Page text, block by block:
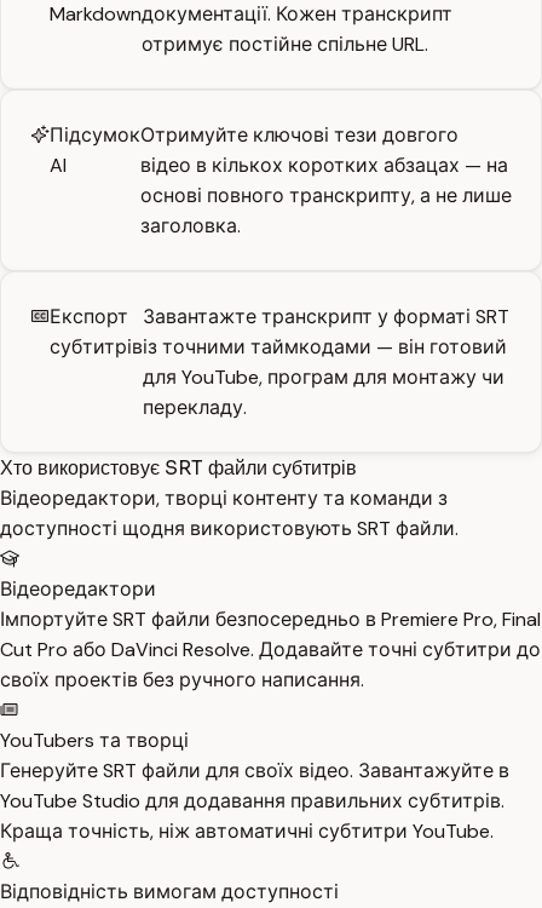
Markdownдокументації. Кожен транскрипт
отримує постійне спільне URL.
Підсумок
AI
Отримуйте ключові тези довгого
відео в кількох коротких абзацах — на
основі повного транскрипту, а не лише
заголовка.
Експорт
субтитрів
Завантажте транскрипт у форматі SRT
із точними таймкодами — він готовий
для YouTube, програм для монтажу чи
перекладу.
Хто використовує SRT файли субтитрів
Відеоредактори, творці контенту та команди з
доступності щодня використовують SRT файли.
Відеоредактори
Імпортуйте SRT файли безпосередньо в Premiere Pro, Final
Cut Pro або DaVinci Resolve. Додавайте точні субтитри до
своїх проектів без ручного написання.
YouTubers та творці
Генеруйте SRT файли для своїх відео. Завантажуйте в
YouTube Studio для додавання правильних субтитрів.
Краща точність, ніж автоматичні субтитри YouTube.
Відповідність вимогам доступності